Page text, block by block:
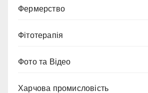
Фермерство
Фітотерапія
Фото та Відео
Харчова промисловість